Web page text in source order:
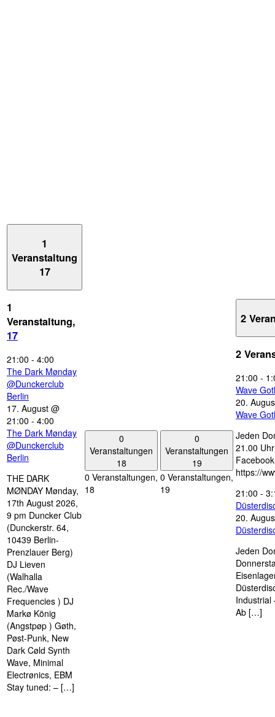
1
Veranstaltung
17
1
Veranstaltung,
17
21:00 - 4:00
The Dark Mønday
@Dunckerclub
Berlin
17. August @
21:00 - 4:00
The Dark Mønday
@Dunckerclub
Berlin
THE DARK
MØNDAY Mønday,
17th August 2026,
9 pm Duncker Club
(Dunckerstr. 64,
10439 Berlin-
Prenzlauer Berg)
DJ Lieven
(Walhalla
Rec./Wave
Frequencies ) DJ
Markø König
(Angstpøp ) Gøth,
Pøst-Punk, New
Dark Cøld Synth
Wave, Minimal
Electrønics, EBM
Stay tuned: – […]
0
Veranstaltungen
18
0 Veranstaltungen,
18
0
Veranstaltungen
19
0 Veranstaltungen,
19
2
2
21:00 -
Wave
20.
Wave
Jeden
21.00
https://
21:00 -
20.
Jeden
Industrial
Ab […]